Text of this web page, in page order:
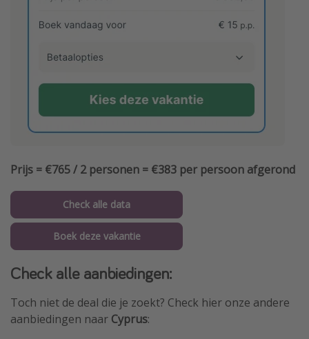
Prijs = €765 / 2 personen = €383 per persoon afgerond
Check alle data
Boek deze vakantie
Check alle aanbiedingen:
Toch niet de deal die je zoekt? Check hier onze andere
aanbiedingen naar Cyprus: